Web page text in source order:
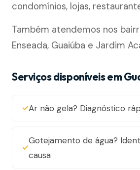
condomínios, lojas,
Também atendemos nos
Enseada, Guaiúba e Jardim
Serviços disponíveis em
Ar não gela? Diagnóstico
Gotejamento de água?
causa